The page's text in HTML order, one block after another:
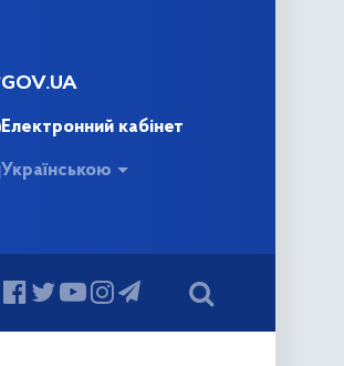
GOV.UA
Електронний кабінет
Українською